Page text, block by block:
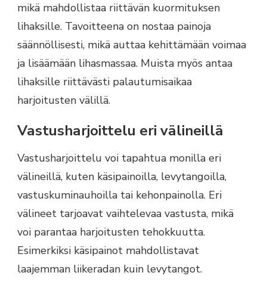
mikä mahdollistaa riittävän kuormituksen
lihaksille. Tavoitteena on nostaa painoja
säännöllisesti, mikä auttaa kehittämään voimaa
ja lisäämään lihasmassaa. Muista myös antaa
lihaksille riittävästi palautumisaikaa
harjoitusten välillä.
Vastusharjoittelu eri välineillä
Vastusharjoittelu voi tapahtua monilla eri
välineillä, kuten käsipainoilla, levytangoilla,
vastuskuminauhoilla tai kehonpainolla. Eri
välineet tarjoavat vaihtelevaa vastusta, mikä
voi parantaa harjoitusten tehokkuutta.
Esimerkiksi käsipainot mahdollistavat
laajemman liikeradan kuin levytangot.